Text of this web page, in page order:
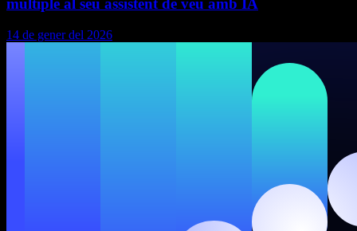
múltiple al seu assistent de veu amb IA
14 de gener del 2026